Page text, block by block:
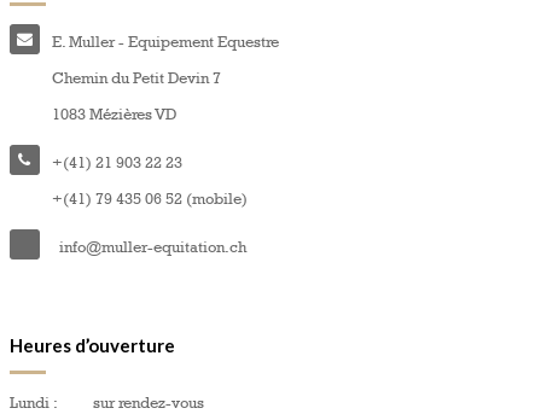
E. Muller - Equipement Equestre
Chemin du Petit Devin 7
1083 Mézières VD
+(41) 21 903 22 23
+(41) 79 435 06 52 (mobile)
info@muller-equitation.ch
Heures d’ouverture
Lundi :
sur rendez-vous